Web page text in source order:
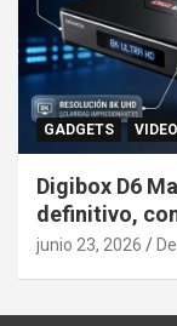
GADGETS
Digibox D6
definitivo,
junio 23, 2026